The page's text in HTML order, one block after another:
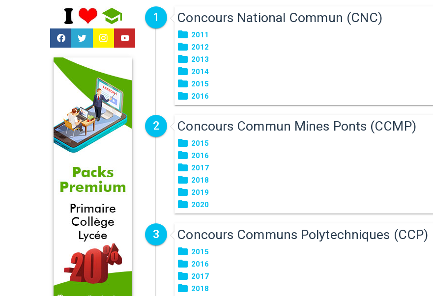
1 Concours National Commun (CNC)
2011
2012
2013
2014
2015
2016
2 Concours Commun Mines Ponts (CCMP)
2015
2016
2017
2018
2019
2020
3 Concours Communs Polytechniques (CCP)
2015
2016
2017
2018